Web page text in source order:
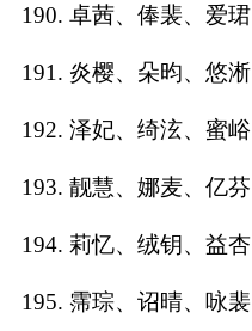
190. 卓茜、俸裴、爱珺
191. 炎樱、朵昀、悠淅
192. 泽妃、绮泫、蜜峪
193. 靓慧、娜麦、亿芬
194. 莉忆、绒钥、益杏
195. 霈琮、诏晴、咏裴